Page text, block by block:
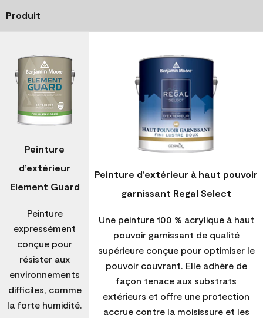
Produit
Peinture
d’extérieur
Element Guard
Peinture
expressément
conçue pour
résister aux
environnements
difficiles, comme
la forte humidité.
Peinture d’extérieur à haut pouvoir
garnissant Regal Select
Une peinture 100 % acrylique à haut
pouvoir garnissant de qualité
supérieure conçue pour optimiser le
pouvoir couvrant. Elle adhère de
façon tenace aux substrats
extérieurs et offre une protection
accrue contre la moisissure et les